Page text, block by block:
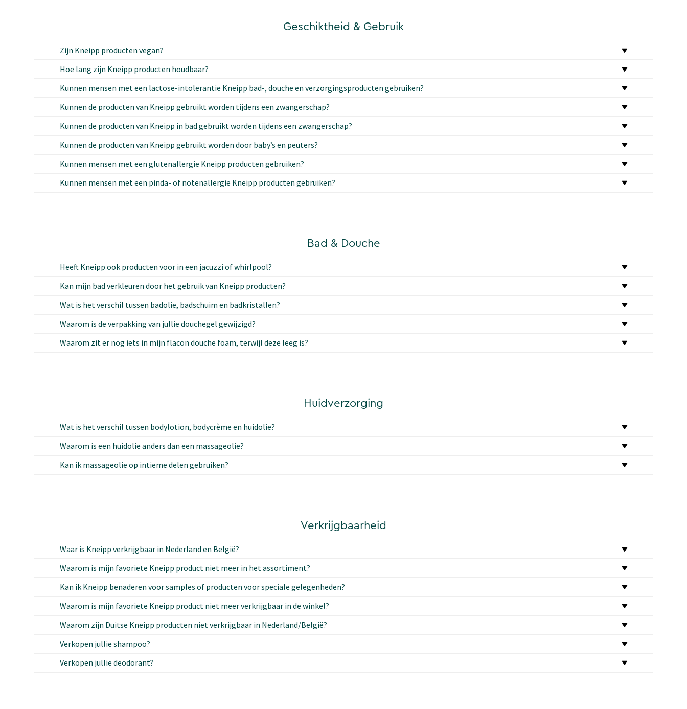
Geschiktheid & Gebruik
Zijn Kneipp producten vegan?
Hoe lang zijn Kneipp producten houdbaar?
Kunnen mensen met een lactose-intolerantie Kneipp bad-, douche en verzorgingsproducten gebruiken?
Kunnen de producten van Kneipp gebruikt worden tijdens een zwangerschap?
Kunnen de producten van Kneipp in bad gebruikt worden tijdens een zwangerschap?
Kunnen de producten van Kneipp gebruikt worden door baby’s en peuters?
Kunnen mensen met een glutenallergie Kneipp producten gebruiken?
Kunnen mensen met een pinda- of notenallergie Kneipp producten gebruiken?
Bad & Douche
Heeft Kneipp ook producten voor in een jacuzzi of whirlpool?
Kan mijn bad verkleuren door het gebruik van Kneipp producten?
Wat is het verschil tussen badolie, badschuim en badkristallen?
Waarom is de verpakking van jullie douchegel gewijzigd?
Waarom zit er nog iets in mijn flacon douche foam, terwijl deze leeg is?
Huidverzorging
Wat is het verschil tussen bodylotion, bodycrème en huidolie?
Waarom is een huidolie anders dan een massageolie?
Kan ik massageolie op intieme delen gebruiken?
Verkrijgbaarheid
Waar is Kneipp verkrijgbaar in Nederland en België?
Waarom is mijn favoriete Kneipp product niet meer in het assortiment?
Kan ik Kneipp benaderen voor samples of producten voor speciale gelegenheden?
Waarom is mijn favoriete Kneipp product niet meer verkrijgbaar in de winkel?
Waarom zijn Duitse Kneipp producten niet verkrijgbaar in Nederland/België?
Verkopen jullie shampoo?
Verkopen jullie deodorant?